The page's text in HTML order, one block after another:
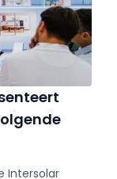
Intersolar